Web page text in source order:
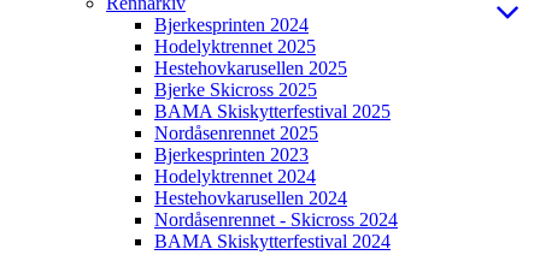
Bjerkesprinten 2024
Hodelyktrennet 2025
Hestehovkarusellen 2025
Bjerke Skicross 2025
BAMA Skiskytterfestival 2025
Nordåsenrennet 2025
Bjerkesprinten 2023
Hodelyktrennet 2024
Hestehovkarusellen 2024
Nordåsenrennet - Skicross 2024
BAMA Skiskytterfestival 2024